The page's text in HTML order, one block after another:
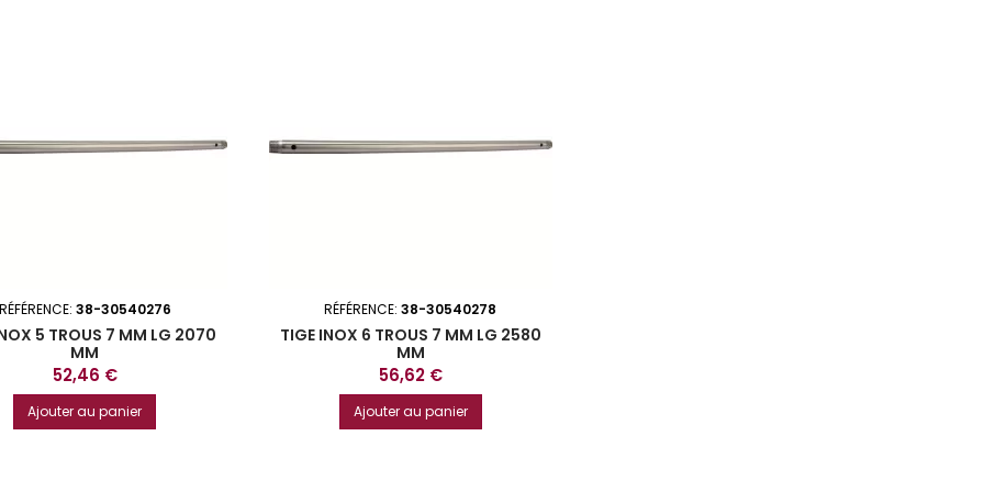
38-30540276
5 TROUS 7 MM LG 2070
MM
Prix
52,46 €
Ajouter au panier
RÉFÉRENCE:38-30540278
TIGE INOX 6 TROUS 7 MM LG 2580
MM
Prix
56,62 €
Ajouter au panier